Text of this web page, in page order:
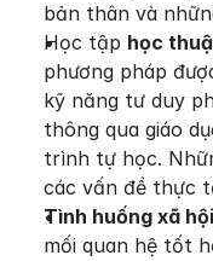
bản thân và
Học tập học
phương pháp
kỹ năng tư duy
thông qua giáo
trình tự học.
các vấn đề thực
Tình huống xã hội
mối quan hệ tốt